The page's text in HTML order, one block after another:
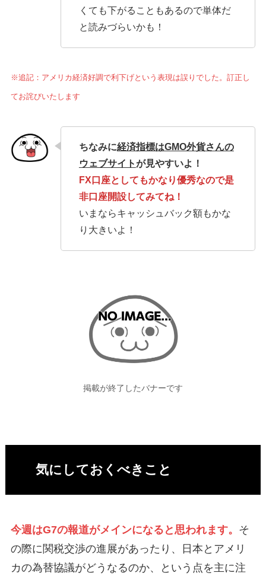
くても下がることもあるので単体だ
と読みづらいかも！
※追記：アメリカ経済好調で利下げという表現は誤りでした。訂正し
てお詫びいたします
ちなみに経済指標はGMO外貨さんの
ウェブサイトが見やすいよ！
FX口座としてもかなり優秀なので是
非口座開設してみてね！
いまならキャッシュバック額もかな
り大きいよ！
掲載が終了したバナーです
気にしておくべきこと
今週はG7の報道がメインになると思われます。 そ
の際に関税交渉の進展があったり、日本とアメリ
カの為替協議がどうなるのか、という点を主に注